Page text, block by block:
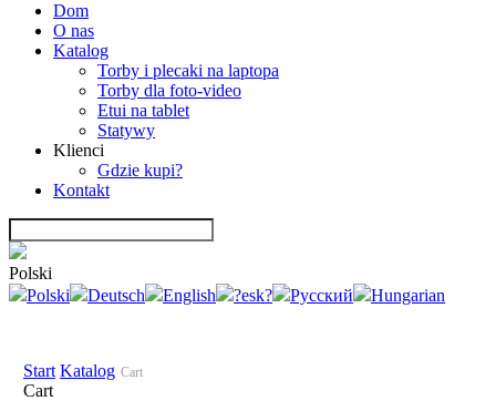
Dom
O nas
Katalog
Torby i plecaki na laptopa
Torby dla foto-video
Etui na tablet
Statywy
Klienci
Gdzie kupi?
Kontakt
Polski
Polski
Deutsch English ?esk? Русский Hungarian
Start Katalog Cart
Cart